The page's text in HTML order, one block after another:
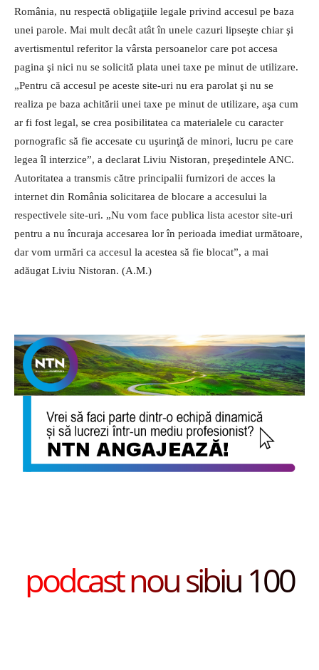
România, nu respectă obligaţiile legale privind accesul pe baza
unei parole. Mai mult decât atât în unele cazuri lipseşte chiar şi
avertismentul referitor la vârsta persoanelor care pot accesa
pagina şi nici nu se solicită plata unei taxe pe minut de utilizare.
„Pentru că accesul pe aceste site-uri nu era parolat şi nu se
realiza pe baza achitării unei taxe pe minut de utilizare, aşa cum
ar fi fost legal, se crea posibilitatea ca materialele cu caracter
pornografic să fie accesate cu uşurinţă de minori, lucru pe care
legea îl interzice”, a declarat Liviu Nistoran, preşedintele ANC.
Autoritatea a transmis către principalii furnizori de acces la
internet din România solicitarea de blocare a accesului la
respectivele site-uri. „Nu vom face publica lista acestor site-uri
pentru a nu încuraja accesarea lor în perioada imediat următoare,
dar vom urmări ca accesul la acestea să fie blocat”, a mai
adăugat Liviu Nistoran. (A.M.)
podcast nou sibiu 100